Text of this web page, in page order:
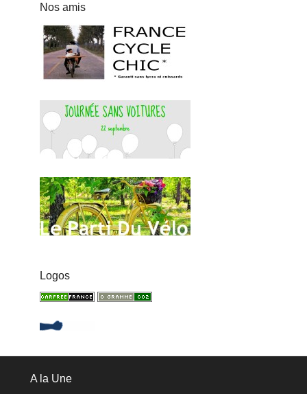
Nos amis
Logos
A la Une